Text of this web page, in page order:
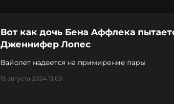
Вот как дочь Бена Аффлека
Дженнифер Лопес
Вайолет надеется на примирение пары
15 августа 2024 13:03